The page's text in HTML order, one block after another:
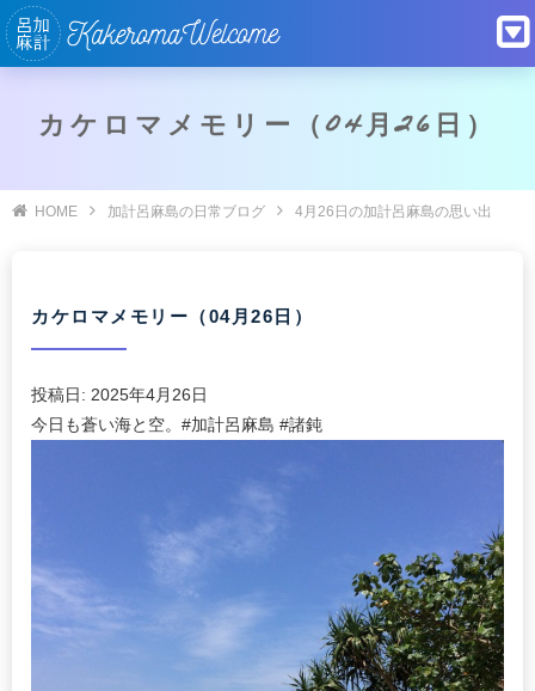
カケロマメモリー（04月26日）
HOME 加計呂麻島の日常ブログ 4月26日の加計呂麻島の思い出
カケロマメモリー（04月26日）
投稿日: 2025年4月26日
今日も蒼い海と空。#加計呂麻島 #諸鈍